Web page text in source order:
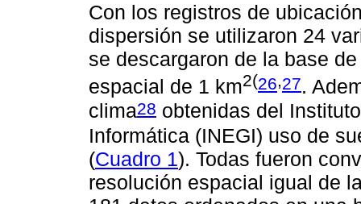
Con los registros de
dispersión se utilizaron 24
se descargaron de la base
espacial de 1 km2(26,27.
clima28 obtenidas del
Informática (INEGI) uso de
(Cuadro 1). Todas fueron
resolución espacial igual de